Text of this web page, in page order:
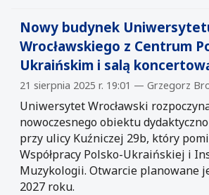
Nowy budynek
Wrocławskiego z Centrum
Ukraińskim i salą
21 sierpnia 2025 r. 19:01 — Grzegorz
Uniwersytet Wrocławski
nowoczesnego obiektu
przy ulicy Kuźniczej 29b, który
Współpracy Polsko-Ukraińskiej i
Muzykologii. Otwarcie planowane
2027 roku.